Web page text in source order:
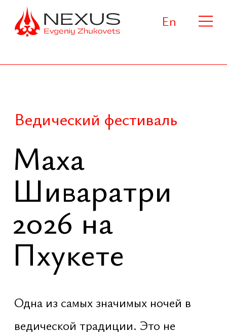
En
Маха
Шиваратри
2026 на
Пхукете
Одна из самых значимых ночей в
ведической традиции. Это не
праздник в привычном смысле и
не внешнее событие. Это время
бодрствования, трансформации и
прямого соприкосновения с